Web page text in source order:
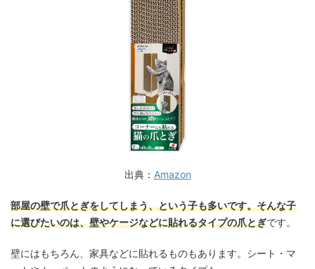
出典： Amazon
部屋の壁で爪とぎをしてしまう、という子も多いです。そんな子
に選びたいのは、壁やケージなどに貼れるタイプの爪とぎです。
壁にはもちろん、家具などに貼れるものもあります。シート・マ